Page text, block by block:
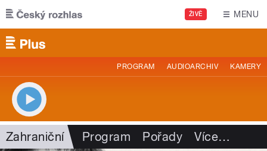
Přejít k hlavnímu obsahu
ŽIVĚ MENU
PROGRAM AUDIOARCHIV KAMERY
Zahraniční Program Pořady Více…